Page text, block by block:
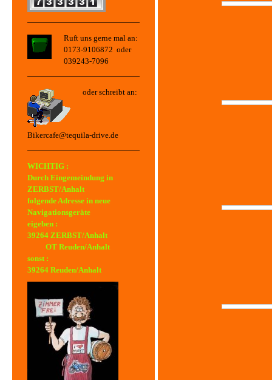
Ruft uns gerne mal an:
0173-9106872 oder
039243-7096
oder schreibt an:
Bikercafe@tequila-drive.de
WICHTIG :
Durch Eingemeindung in
ZERBST/Anhalt
folgende Adresse in neue
Navigationsgeräte
eigeben :
39264 ZERBST/Anhalt
OT Reuden/Anhalt
sonst :
39264 Reuden/Anhalt